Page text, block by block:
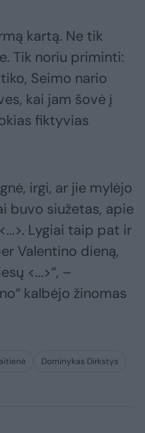
kartą. Ne tik
Tik noriu priminti:
Seimo nario
kai jam šovė į
fiktyvias
irgi, ar jie mylėjo
buvo siužetas, apie
Lygiai taip pat ir
Valentino dieną,
<...>“, –
kalbėjo žinomas
Dominykas Dirkstys